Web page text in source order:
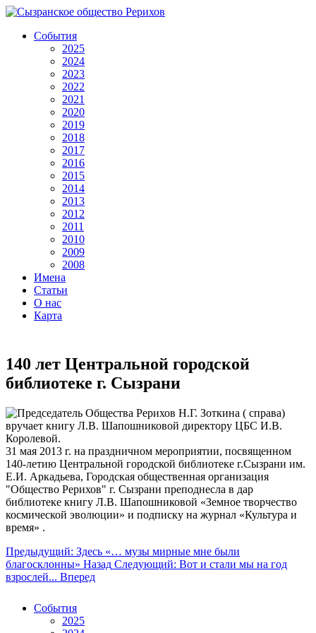
События
2025
2024
2023
2022
2021
2020
2019
2018
2017
2016
2015
2014
2013
2012
2011
2010
2009
2008
Имена
Статьи
О нас
Карта
140 лет Центральной городской
библиотеке г. Сызрани
31 мая 2013 г. на праздничном мероприятии, посвященном
140-летию Центральной городской библиотеке г.Сызрани им.
Е.И. Аркадьева, Городская общественная организация
"Общество Рерихов" г. Сызрани преподнесла в дар
библиотеке книгу Л.В. Шапошниковой «Земное творчество
космической эволюции» и подписку на журнал «Культура и
время» .
Предыдущий: Здесь «… музы мирные мне были
благосклонны» Назад Следующий: Вот и стали мы на год
взрослей... Вперед
События
2025